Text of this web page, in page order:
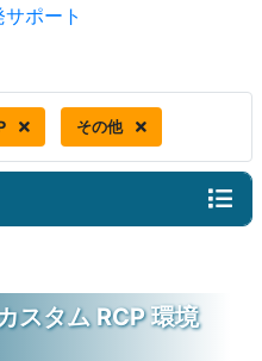
ポート
その他
スタム RCP 環境